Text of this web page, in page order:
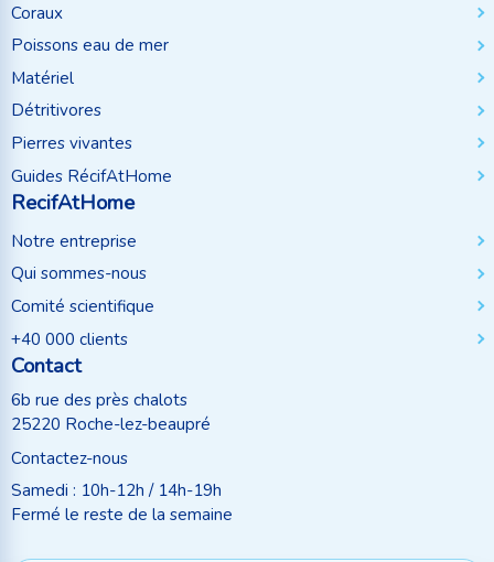
Coraux
Poissons eau de mer
Matériel
Détritivores
Pierres vivantes
Guides RécifAtHome
RecifAtHome
Notre entreprise
Qui sommes-nous
Comité scientifique
+40 000 clients
Contact
6b rue des près chalots
25220 Roche-lez-beaupré
Contactez-nous
Samedi : 10h-12h / 14h-19h
Fermé le reste de la semaine